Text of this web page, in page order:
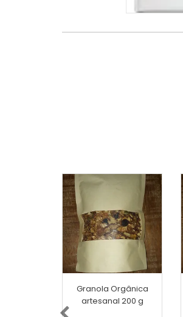
Granola Orgânica
artesanal 200 g